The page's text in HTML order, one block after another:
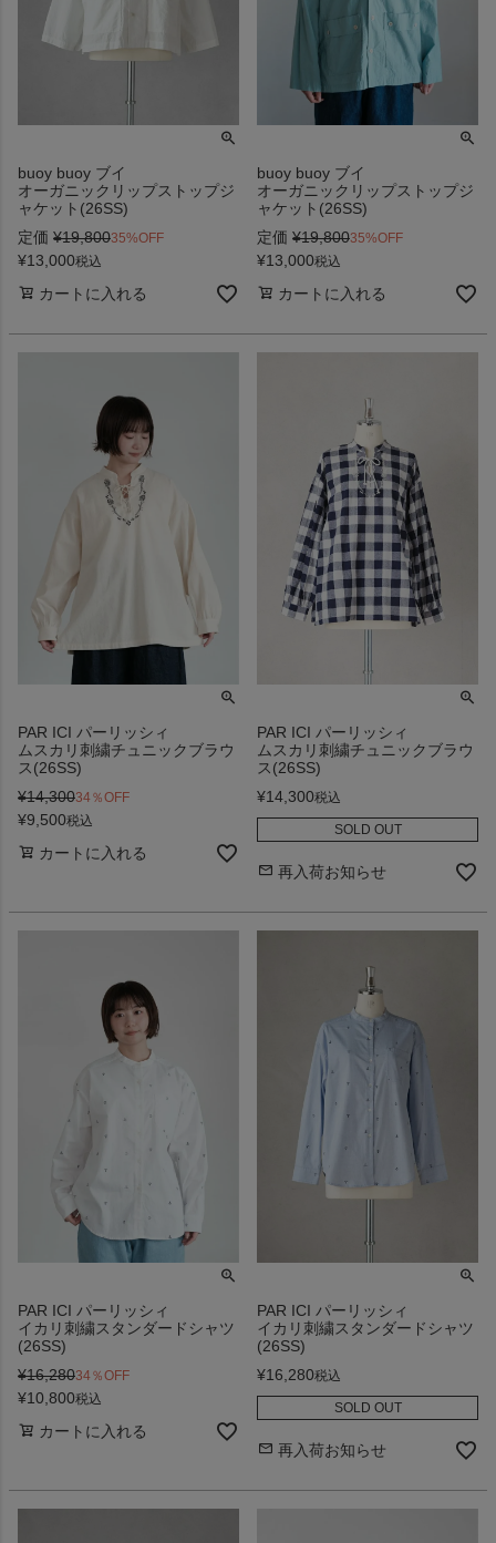
buoy buoy ブイ
オーガニックリップストップジ
ャケット(26SS)
定価 ¥19,80035%OFF
¥13,000税込
カートに入れる
buoy buoy ブイ
オーガニックリップストップジ
ャケット(26SS)
定価 ¥19,80035%OFF
¥13,000税込
カートに入れる
PAR ICI パーリッシィ
ムスカリ刺繍チュニックブラウ
ス(26SS)
¥14,30034％OFF
¥9,500税込
カートに入れる
PAR ICI パーリッシィ
ムスカリ刺繍チュニックブラウ
ス(26SS)
¥14,300税込
SOLD OUT
再入荷お知らせ
PAR ICI パーリッシィ
イカリ刺繍スタンダードシャツ
(26SS)
¥16,28034％OFF
¥10,800税込
カートに入れる
PAR ICI パーリッシィ
イカリ刺繍スタンダードシャツ
(26SS)
¥16,280税込
SOLD OUT
再入荷お知らせ